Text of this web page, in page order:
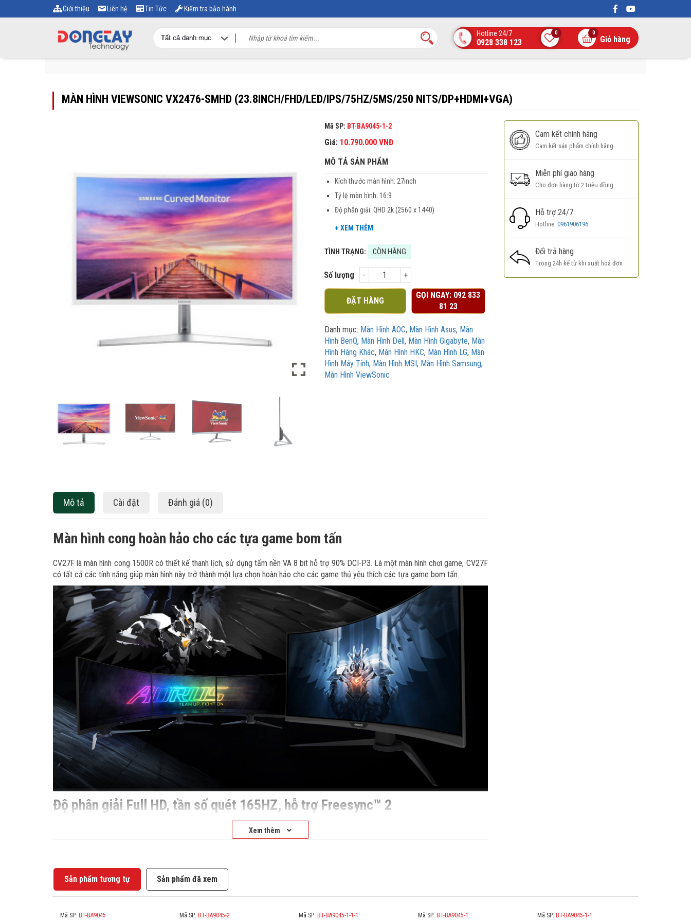
Giới thiệu Liên hệ Tin Tức Kiểm tra bảo hành
Hotline 24/7
0928 338 123
0 0
Giỏ hàng
MÀN HÌNH VIEWSONIC VX2476-SMHD (23.8INCH/FHD/LED/IPS/75HZ/5MS/250 NITS/DP+HDMI+VGA)
Mã SP: BT-BA9045-1-2
Giá: 10.790.000 VNĐ
MÔ TẢ SẢN PHẨM
Kích thước màn hình: 27inch
Tỷ lệ màn hình: 16:9
Độ phân giải: QHD 2k (2560 x 1440)
TÌNH TRẠNG: CÒN HÀNG
Số lượng
ĐẶT HÀNG
GỌI NGAY: 092 833
81 23
Danh mục: Màn Hình AOC, Màn Hình Asus, Màn
Hình BenQ, Màn Hình Dell , Màn Hình Gigabyte, Màn
Hình Hãng Khác, Màn Hình HKC, Màn Hình LG, Màn
Hình Máy Tính, Màn Hình MSI , Màn Hình Samsung,
Màn Hình ViewSonic
Mô tả Cài đặt Đánh giá (0)
Xem thêm
Màn hình cong hoàn hảo cho các tựa game bom tấn
CV27F là màn hình cong 1500R có thiết kế thanh lịch, sử dụng tấm nền VA 8 bit hỗ trợ 90% DCI-P3. Là một màn hình chơi game, CV27F
có tất cả các tính năng giúp màn hình này trở thành một lựa chọn hoàn hảo cho các game thủ yêu thích các tựa game bom tấn.
Độ phân giải Full HD, tần số quét 165HZ, hỗ trợ Freesync™ 2
AORUS CV27F sử dụng tấm nền VA 8 bit có kích thước 27 inch, độ phân giải full HD, tỷ lệ khung hình 16: 9 với tốc độ làm mới 165hz.
CV27F hỗ trợ công nghệ AMD Radeon ™ FreeSync 2, chấm dứt hiện tượng trò chơi bị vỡ và xé hình, cũng hỗ trợ công nghệ HDR.
Cam kết chính hãng
Cam kết sản phẩm chính hãng.
Miễn phí giao hàng
Cho đơn hàng từ 2 triệu đồng.
Hỗ trợ 24/7
Hotline: 0961906196
Đổi trả hàng
Trong 24h kể từ khi xuất hoá đơn
Sản phẩm tương tự Sản phẩm đã xem
Mã SP: BT-BA9045 Mã SP: BT-BA9045-2 Mã SP: BT-BA9045-1-1-1 Mã SP: BT-BA9045-1 Mã SP: BT-BA9045-1-1